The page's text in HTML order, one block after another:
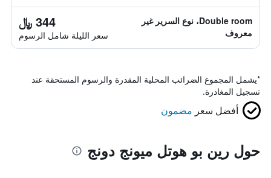
Double room، نوع السرير غير
معروف
344 ﷼
سعر الليلة شامل الرسوم
*يشمل المجموع الضرائب المحلية المقدرة والرسوم المستحقة عند
تسجيل المغادرة.
أفضل سعر مضمون
حول رين بو هوتل ميونج دونج